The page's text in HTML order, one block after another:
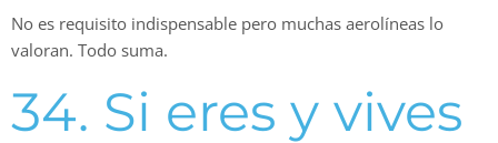
No es requisito indispensable pero muchas aerolíneas lo
valoran. Todo suma.
34. Si eres y vives